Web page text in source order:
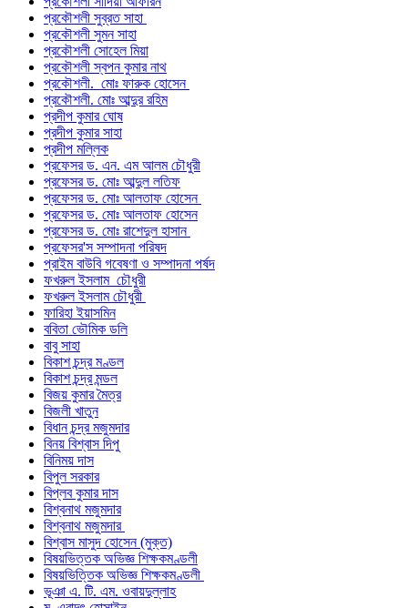
প্রকৌশলী সুব্রত সাহা
প্রকৌশলী সুমন সাহা
প্রকৌশলী সোহেল মিয়া
প্রকৌশলী স্বপন কুমার নাথ
প্রকৌশলী. মোঃ ফারুক হোসেন
প্রকৌশলী. মোঃ আব্দুর রহিম
প্রদীপ কুমার ঘোষ
প্রদীপ কুমার সাহা
প্রদীপ মল্লিক
প্রফেসর ড. এন. এম আলম চৌধুরী
প্রফেসর ড. মোঃ আব্দুল লতিফ
প্রফেসর ড. মোঃ আলতাফ হোসেন
প্রফেসর ড. মোঃ আলতাফ হোসেন
প্রফেসর ড. মোঃ রাশেদুল হাসান
প্রফেসর'স সম্পাদনা পরিষদ
প্রাইম বাউবি গবেষণা ও সম্পাদনা পর্ষদ
ফখরুল ইসলাম চৌধুরী
ফখরুল ইসলাম চৌধুরী
ফারিহা ইয়াসমিন
ববিতা ভৌমিক ডলি
বাবু সাহা
বিকাশ চন্দ্র মণ্ডল
বিকাশ চন্দ্র মন্ডল
বিজয় কুমার মৈত্র
বিজলী খাতুন
বিধান চন্দ্র মজুমদার
বিনয় বিশ্বাস দিপু
বিনিময় দাস
বিপুল সরকার
বিপ্লব কুমার দাস
বিশ্বনাথ মজুমদার
বিশ্বনাথ মজুমদার
বিশ্বাস মাসুদ হোসেন (মুক্ত)
বিষয়ভিত্তক অভিজ্ঞ শিক্ষকমণ্ডলী
বিষয়ভিত্তিক অভিজ্ঞ শিক্ষকমণ্ডলী
ভূঞা এ. টি. এম. ওবায়দুল্লাহ